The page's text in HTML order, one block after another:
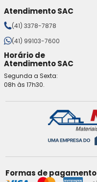
Atendimento SAC
(41) 3378-7878
(41) 99103-7600
Horário de
Atendimento SAC
Segunda a Sexta:
08h às 17h30.
Formas de pagamento